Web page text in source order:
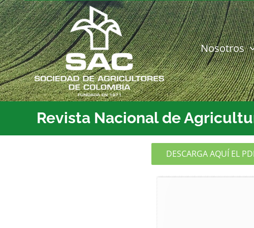
Saltar
al
contenido
Nosotros
Revista Nacional de
DESCARGA AQUÍ EL